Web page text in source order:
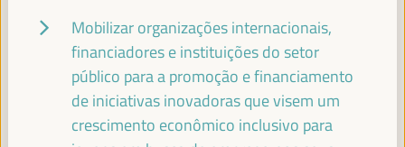
FRANCISCO TOAJAS
Deputado para a Cooperação Internacional do Conselho
Provincial de Sevilha e Presidente da Comissão de... -
Fundo Andaluz de Municípios para a Solidariedade
Mobilizar organizações internacionais,
financiadores e instituições do setor
público para a promoção e financiamento
de iniciativas inovadoras que visem um
crescimento econômico inclusivo para